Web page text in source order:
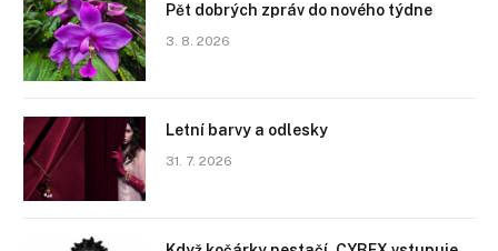
Pět dobrých zpráv do nového týdne
3. 8. 2026
Letní barvy a odlesky
31. 7. 2026